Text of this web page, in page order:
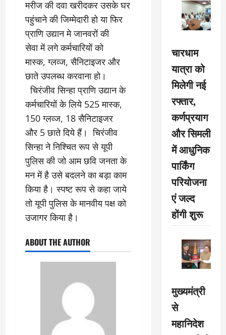
मरीज की दवा खरीदकर उसके घर
पहुंचाने की जिम्मेदारी हो या फिर
प्राणि उद्यान मे जानवरों की
सेवा में लगे कर्मचारियों को
मास्क, ग्लव्ज, सैनिटाइजर और
छाते उपलब्ध करवाना हो।
चिरंजीव सिन्हा प्राणि उद्यान के
कर्मचारियों के लिये 525 मास्क,
150 ग्लव्ज, 18 सैनिटाइजर
और 5 छाते दिये हैं। चिरंजीव
सिन्हा ने निश्चित रूप से यूपी
पुलिस की जो आम छवि जनता के
मन में है उसे बदलने का बड़ा काम
किया है। स्पष्ट रूप से कहा जाये
तो यूपी पुलिस के मानवीय पक्ष को
उजागर किया है।
ABOUT THE AUTHOR
चारधाम
यात्रा को
मिलेगी नई
रफ्तार,
कर्णप्रयाग
और सिमली
में आधुनिक
पार्किंग
परियोजना
एं जल्द
होंगी शुरू
मुख्यमंत्री
से
महानिदेश